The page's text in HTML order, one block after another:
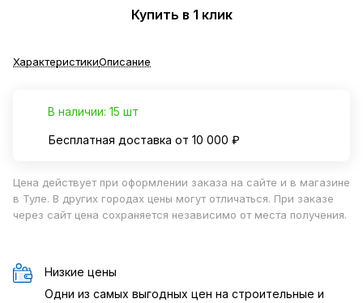
Купить в 1 клик
ХарактеристикиОписание
В наличии: 15 шт
Бесплатная доставка от 10 000 ₽
Цена действует при оформлении заказа на сайте и в магазине
в Туле. В других городах цены могут отличаться. При заказе
через сайт цена сохраняется независимо от места получения.
Низкие цены
Одни из самых выгодных цен на строительные и